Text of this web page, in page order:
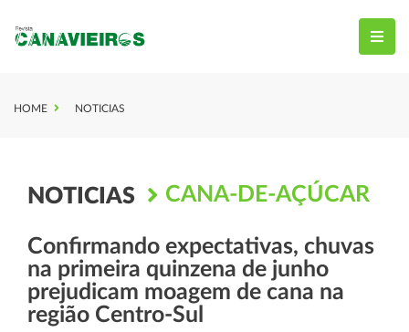
HOME NOTICIAS
NOTICIAS CANA-DE-AÇÚCAR
Confirmando expectativas, chuvas
na primeira quinzena de junho
prejudicam moagem de cana na
região Centro-Sul